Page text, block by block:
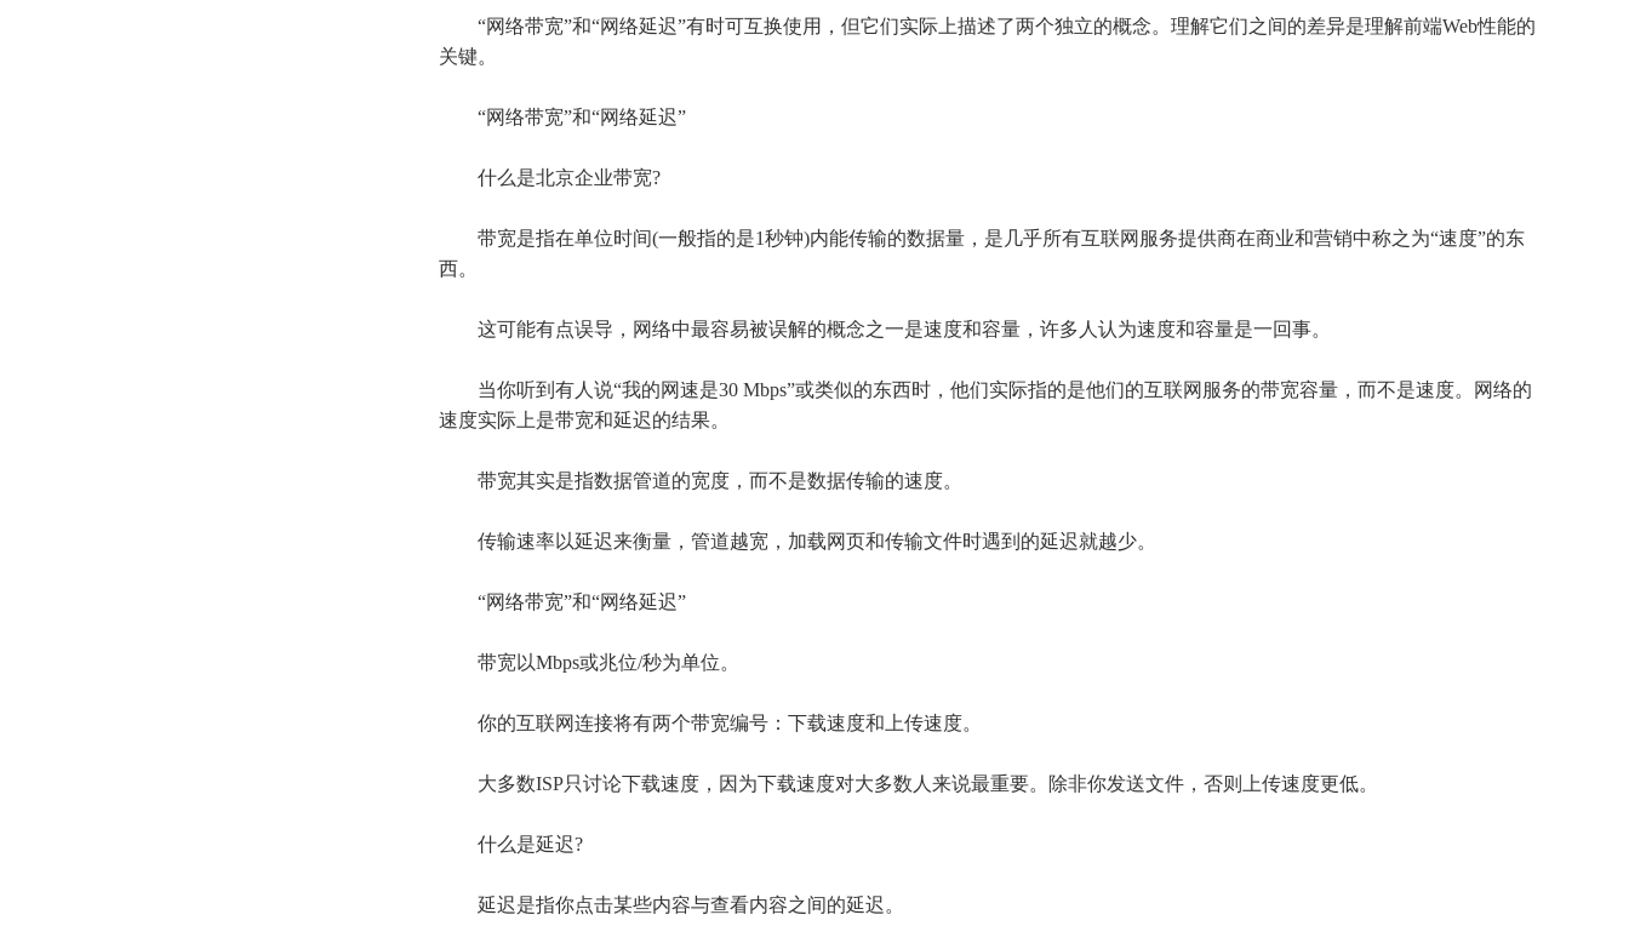
“网络带宽”和“网络延迟”有时可互换使用，但它们实际上描述了两个独立的概念。理解它们之间的差异是理解前端Web性能的
关键。
“网络带宽”和“网络延迟”
什么是北京企业带宽?
带宽是指在单位时间(一般指的是1秒钟)内能传输的数据量，是几乎所有互联网服务提供商在商业和营销中称之为“速度”的东
西。
这可能有点误导，网络中最容易被误解的概念之一是速度和容量，许多人认为速度和容量是一回事。
当你听到有人说“我的网速是30 Mbps”或类似的东西时，他们实际指的是他们的互联网服务的带宽容量，而不是速度。网络的
速度实际上是带宽和延迟的结果。
带宽其实是指数据管道的宽度，而不是数据传输的速度。
传输速率以延迟来衡量，管道越宽，加载网页和传输文件时遇到的延迟就越少。
“网络带宽”和“网络延迟”
带宽以Mbps或兆位/秒为单位。
你的互联网连接将有两个带宽编号：下载速度和上传速度。
大多数ISP只讨论下载速度，因为下载速度对大多数人来说最重要。除非你发送文件，否则上传速度更低。
什么是延迟?
延迟是指你点击某些内容与查看内容之间的延迟。